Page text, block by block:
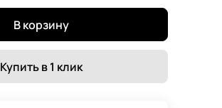
В корзину
Купить в 1 клик